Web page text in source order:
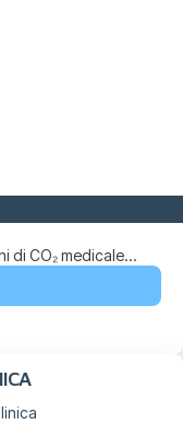
di CO₂ medicale...